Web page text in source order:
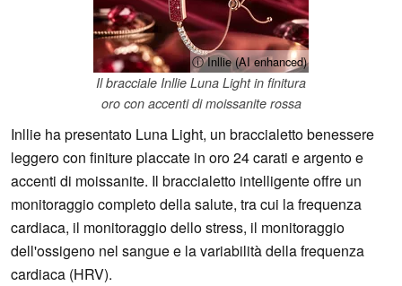
ⓘ Inllie (AI enhanced)
Il bracciale Inllie Luna Light in finitura
oro con accenti di moissanite rossa
Inllie ha presentato Luna Light, un braccialetto benessere
leggero con finiture placcate in oro 24 carati e argento e
accenti di moissanite. Il braccialetto intelligente offre un
monitoraggio completo della salute, tra cui la frequenza
cardiaca, il monitoraggio dello stress, il monitoraggio
dell'ossigeno nel sangue e la variabilità della frequenza
cardiaca (HRV).